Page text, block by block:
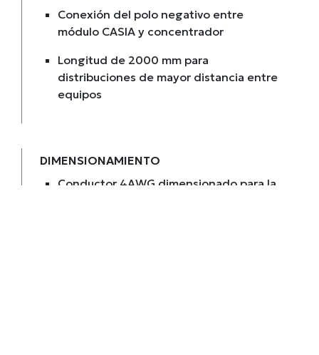
Conexión del polo negativo entre
módulo CASIA y concentrador
Longitud de 2000 mm para
distribuciones de mayor distancia entre
equipos
DIMENSIONAMIENTO
Conductor 4AWG dimensionado para la